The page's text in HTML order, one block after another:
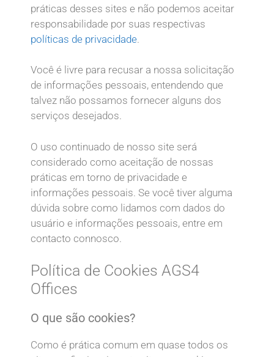
práticas desses sites e não podemos aceitar
responsabilidade por suas respectivas
políticas de privacidade.
Você é livre para recusar a nossa solicitação
de informações pessoais, entendendo que
talvez não possamos fornecer alguns dos
serviços desejados.
O uso continuado de nosso site será
considerado como aceitação de nossas
práticas em torno de privacidade e
informações pessoais. Se você tiver alguma
dúvida sobre como lidamos com dados do
usuário e informações pessoais, entre em
contacto connosco.
Política de Cookies AGS4
Offices
O que são cookies?
Como é prática comum em quase todos os